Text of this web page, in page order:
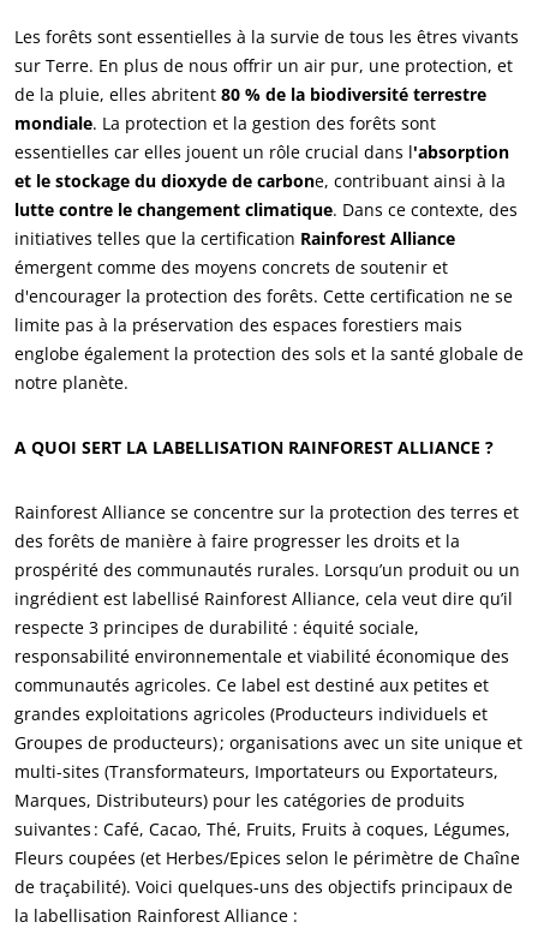
ECOCERT
Qui sommes nous ?
Actualités
Carrières
Les forêts sont essentielles à la survie de tous les êtres vivants
sur Terre. En plus de nous offrir un air pur, une protection, et
de la pluie, elles abritent 80 % de la biodiversité terrestre
mondiale. La protection et la gestion des forêts sont
essentielles car elles jouent un rôle crucial dans l'absorption
et le stockage du dioxyde de carbone, contribuant ainsi à la
lutte contre le changement climatique. Dans ce contexte, des
initiatives telles que la certification Rainforest Alliance
émergent comme des moyens concrets de soutenir et
d'encourager la protection des forêts. Cette certification ne se
limite pas à la préservation des espaces forestiers mais
englobe également la protection des sols et la santé globale de
notre planète.
A QUOI SERT LA LABELLISATION RAINFOREST ALLIANCE ?
Rainforest Alliance se concentre sur la protection des terres et
des forêts de manière à faire progresser les droits et la
prospérité des communautés rurales. Lorsqu’un produit ou un
ingrédient est labellisé Rainforest Alliance, cela veut dire qu’il
respecte 3 principes de durabilité : équité sociale,
responsabilité environnementale et viabilité économique des
communautés agricoles. Ce label est destiné aux petites et
grandes exploitations agricoles (Producteurs individuels et
Groupes de producteurs) ; organisations avec un site unique et
multi-sites (Transformateurs, Importateurs ou Exportateurs,
Marques, Distributeurs) pour les catégories de produits
suivantes : Café, Cacao, Thé, Fruits, Fruits à coques, Légumes,
Fleurs coupées (et Herbes/Epices selon le périmètre de Chaîne
de traçabilité). Voici quelques-uns des objectifs principaux de
la labellisation Rainforest Alliance :